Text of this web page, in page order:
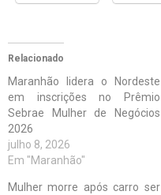
Relacionado
Maranhão lidera o Nordeste
em inscrições no Prêmio
Sebrae Mulher de Negócios
2026
julho 8, 2026
Em "Maranhão"
Mulher morre após carro ser